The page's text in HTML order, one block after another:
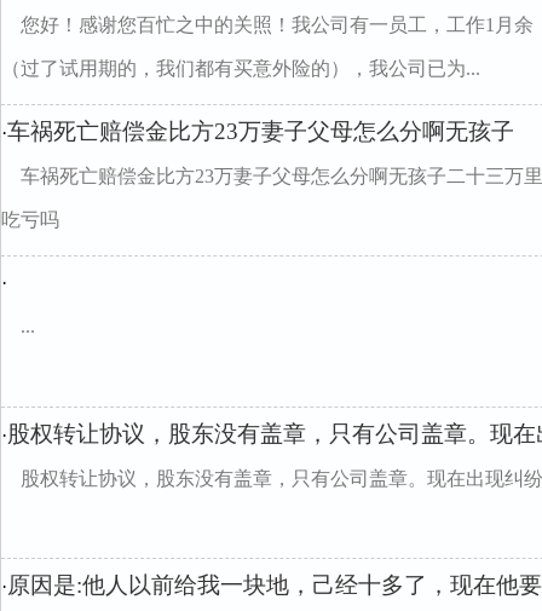
您好！感谢您百忙之中的关照！我公司有一员工，工作1月
（过了试用期的，我们都有买意外险的），我公司已为...
·车祸死亡赔偿金比方23万妻子父母怎么分啊无孩子
车祸死亡赔偿金比方23万妻子父母怎么分啊无孩子二十三万
吃亏吗
·
...
·股权转让协议，股东没有盖章，只有公司盖章。现
股权转让协议，股东没有盖章，只有公司盖章。现在出现纠
·原因是:他人以前给我一块地，己经十多了，现在他